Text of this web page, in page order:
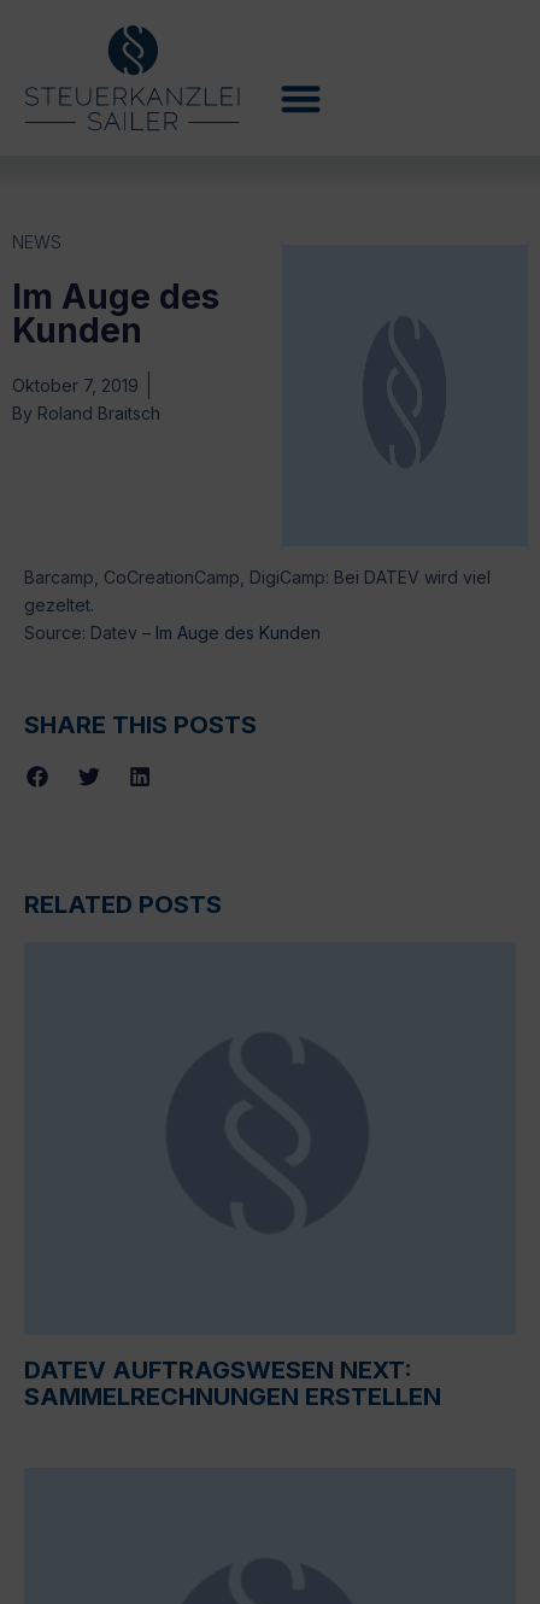
NEWS
Im Auge des
Kunden
Oktober 7, 2019
By Roland Braitsch
Barcamp, CoCreationCamp, DigiCamp: Bei DATEV wird viel
gezeltet.
Source: Datev – Im Auge des Kunden
SHARE THIS POSTS
RELATED POSTS
DATEV AUFTRAGSWESEN NEXT:
SAMMELRECHNUNGEN ERSTELLEN